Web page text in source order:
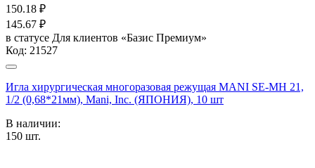
150.18 ₽
145.67 ₽
в статусе Для клиентов «Базис Премиум»
Код: 21527
Игла хирургическая многоразовая режущая MANI SE-MH 21,
1/2 (0,68*21мм), Mani, Inc. (ЯПОНИЯ), 10 шт
В наличии:
150 шт.